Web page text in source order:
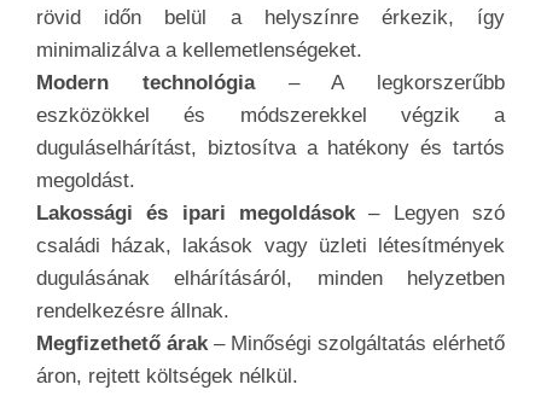
rövid időn belül a helyszínre érkezik, így
minimalizálva a kellemetlenségeket.
Modern technológia– A legkorszerűbb
eszközökkel és módszerekkel végzik a
duguláselhárítást, biztosítva a hatékony és tartós
megoldást.
Lakossági és ipari megoldások– Legyen szó
családi házak, lakások vagy üzleti létesítmények
dugulásának elhárításáról, minden helyzetben
rendelkezésre állnak.
Megfizethető árak– Minőségi szolgáltatás elérhető
áron, rejtett költségek nélkül.